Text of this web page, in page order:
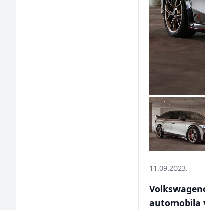
11.09.2023.
automobila